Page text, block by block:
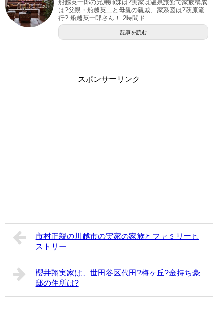
船越英一郎の兄弟姉妹は?実家は温泉旅館で家族構成
は?父親・船越英二と母親の親戚、家系図は?萩原流
行? 船越英一郎さん！ 2時間ド...
記事を読む
スポンサーリンク
市村正親の川越市の実家の家族とファミリーヒ
ストリー
櫻井翔実家は、世田谷区代田?梅ヶ丘?金持ち豪
邸の住所は?